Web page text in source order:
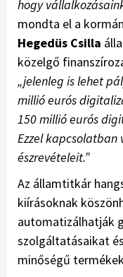
hogy
mondta el a
Hegedüs Csilla
közelgő
„jelenleg is lehet
millió eurós
150 millió eurós
Ezzel
észrevételeit.”
Az államtitkár
kiírásoknak
automatizálhatják
szolgáltatásaikat
minőségű